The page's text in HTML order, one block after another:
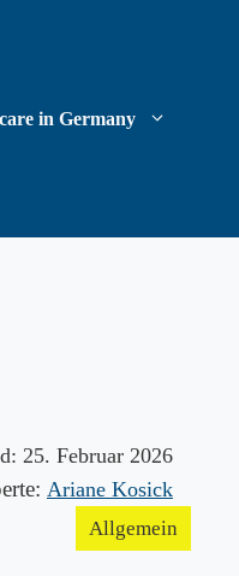
in Germany
25. Februar 2026
Ariane Kosick
Allgemein